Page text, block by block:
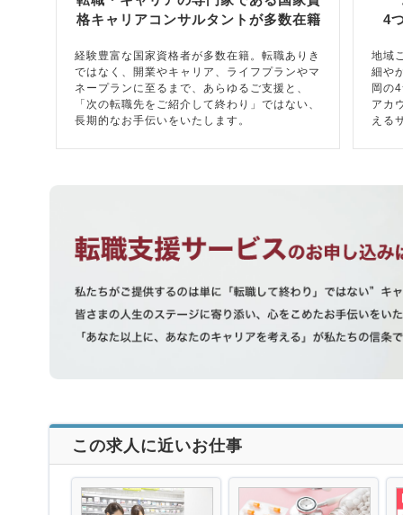
格キャリアコンサルタントが多数在籍
経験豊富な国家資格者が多数在籍。転職ありき
ではなく、開業やキャリア、ライフプランやマ
ネープランに至るまで、あらゆるご支援と、
「次の転職先をご紹介して終わり」ではない、
長期的なお手伝いをいたします。
4
地域
細や
岡の
アカ
える
この求人に近いお仕事